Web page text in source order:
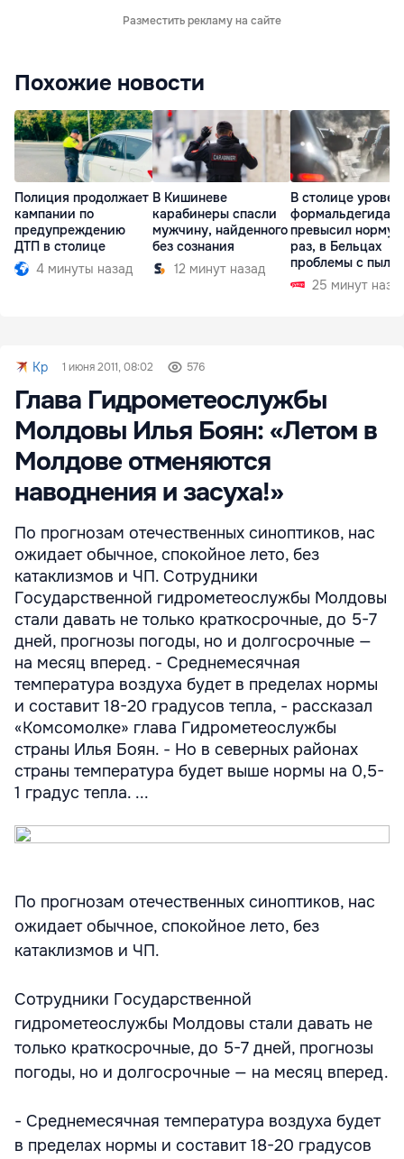
Разместить рекламу на сайте
Похожие новости
Полиция продолжает
кампании по
предупреждению
ДТП в столице
4 минуты назад
В Кишиневе
карабинеры спасли
мужчину, найденного
без сознания
12 минут назад
В столице
формальдегида
превысил норму
раз, в Бельцах
проблемы с
25 минут
Kp 1 июня 2011, 08:02 576
Глава Гидрометеослужбы
Молдовы Илья Боян: «Летом в
Молдове отменяются
наводнения и засуха!»
По прогнозам отечественных синоптиков, нас
ожидает обычное, спокойное лето, без
катаклизмов и ЧП. Сотрудники
Государственной гидрометеослужбы Молдовы
стали давать не только краткосрочные, до 5-7
дней, прогнозы погоды, но и долгосрочные —
на месяц вперед. - Среднемесячная
температура воздуха будет в пределах нормы
и составит 18-20 градусов тепла, - рассказал
«Комсомолке» глава Гидрометеослужбы
страны Илья Боян. - Но в северных районах
страны температура будет выше нормы на 0,5-
1 градус тепла. ...
По прогнозам отечественных синоптиков, нас
ожидает обычное, спокойное лето, без
катаклизмов и ЧП.
Сотрудники Государственной
гидрометеослужбы Молдовы стали давать не
только краткосрочные, до 5-7 дней, прогнозы
погоды, но и долгосрочные — на месяц вперед.
- Среднемесячная температура воздуха будет
в пределах нормы и составит 18-20 градусов